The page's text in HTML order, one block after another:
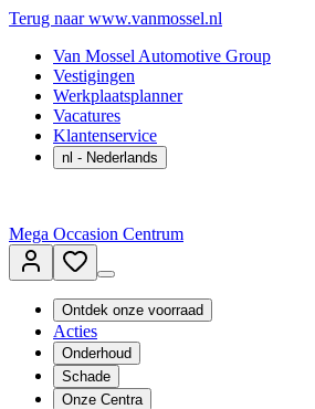
Terug naar www.vanmossel.nl
Van Mossel Automotive Group
Vestigingen
Werkplaatsplanner
Vacatures
Klantenservice
nl - Nederlands
Mega Occasion Centrum
Ontdek onze voorraad
Acties
Onderhoud
Schade
Onze Centra